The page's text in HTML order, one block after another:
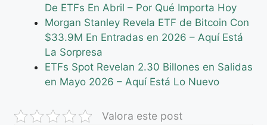
De ETFs En Abril – Por Qué Importa Hoy
Morgan Stanley Revela ETF de Bitcoin Con
$33.9M En Entradas en 2026 – Aquí Está
La Sorpresa
ETFs Spot Revelan 2.30 Billones en Salidas
en Mayo 2026 – Aquí Está Lo Nuevo
Valora este post